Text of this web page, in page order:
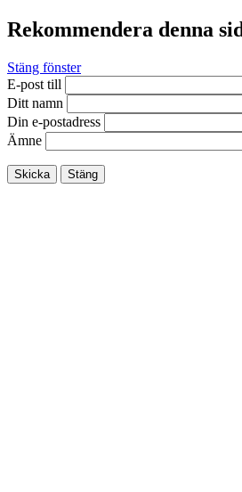
Rekommendera denna
Stäng fönster
E-post till
Ditt namn
Din e-postadress
Ämne
Skicka Stäng